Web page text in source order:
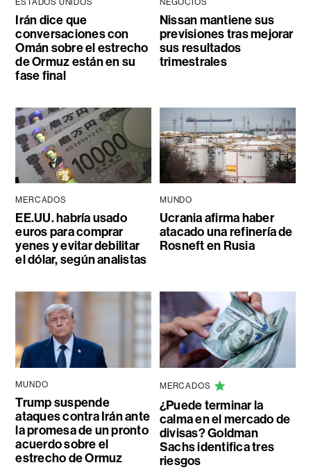
Irán dice que
conversaciones con
Omán sobre el estrecho
de Ormuz están en su
fase final
Nissan mantiene sus
previsiones tras mejorar
sus resultados
trimestrales
MERCADOS
EE.UU. habría usado
euros para comprar
yenes y evitar debilitar
el dólar, según analistas
MUNDO
Ucrania afirma haber
atacado una refinería de
Rosneft en Rusia
MUNDO
Trump suspende
ataques contra Irán ante
la promesa de un pronto
acuerdo sobre el
estrecho de Ormuz
MERCADOS
¿Puede terminar la
calma en el mercado de
divisas? Goldman
Sachs identifica tres
riesgos